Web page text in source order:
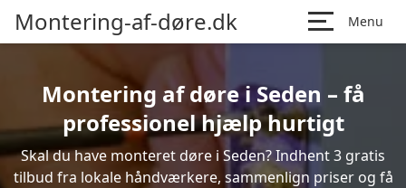
Montering-af-døre.dk Menu
Montering af døre i Seden – få
professionel hjælp hurtigt
Skal du have monteret døre i Seden? Indhent 3 gratis
tilbud fra lokale håndværkere, sammenlign priser og få